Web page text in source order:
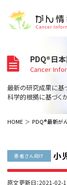
About Cancer
プライバシー
お問い合わせ
沿革
関連リンク
がんの種類
Cancer Types
呼吸器
乳腺
最新がん情報
治療（成人）
治療（小児）
支持療法と緩和ケ
がん用語辞書
Dictionary
PDQ®日
Cancer
最新の研究成果に基
科学的根拠に基づく
HOME PDQ®最新が
患者さん向け 小
原文更新日：2021-02-